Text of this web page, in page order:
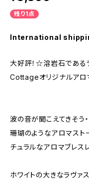
残り1点
International
大好評！☆溶岩石である
Cottageオリジナルアロ
波の音が聞こえてきそう・
珊瑚のようなアロマスト
チュラルなアロマブレス
ホワイトの大きなラヴァ